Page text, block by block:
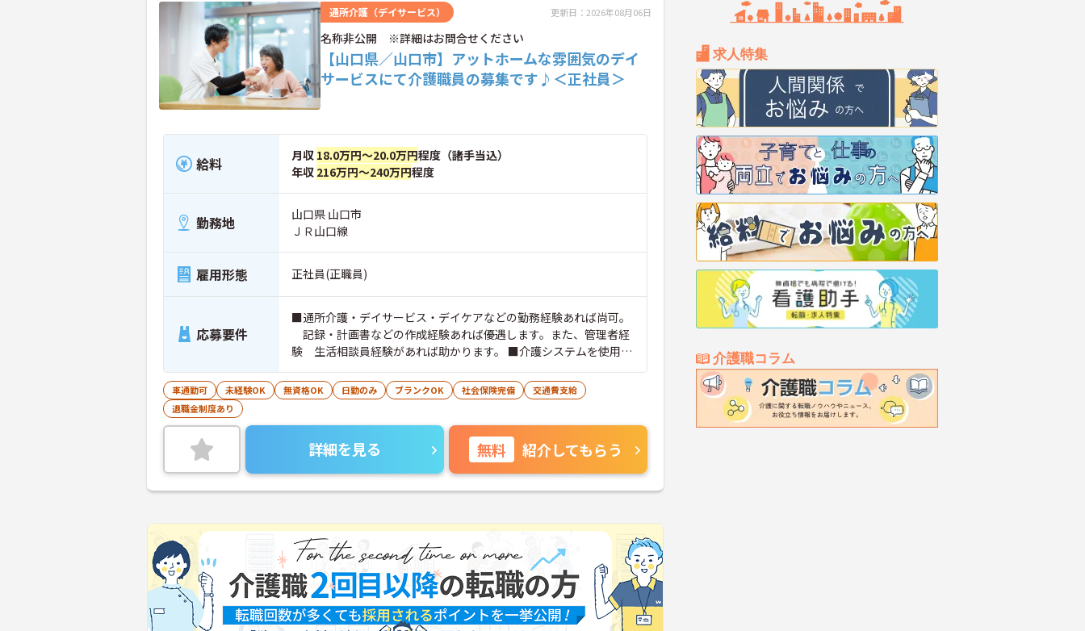
求人特集
介護職コラム
通所介護（デイサービス） 更新日：2026年08月06日
名称非公開 ※詳細はお問合せください
【山口県／山口市】アットホームな雰囲気のデイ
サービスにて介護職員の募集です♪＜正社員＞
給料 月収 18.0万円～20.0万円程度（諸手当込）
年収 216万円～240万円程度
勤務地
山口県 山口市
ＪＲ山口線
雇用形態 正社員(正職員)
応募要件
■通所介護・デイサービス・デイケアなどの勤務経験あれば尚可。
記録・計画書などの作成経験あれば優遇します。また、管理者経
験 生活相談員経験があれば助かります。 ■介護システムを使用し
修 あれば尚可 ■介護福祉士 あれば尚可 ■普通自動車運転免許
（AT限定可）必須
車通勤可 未経験OK 無資格OK 日勤のみ ブランクOK 社会保険完備
交通費支給
退職金制度あり
詳細を見る 無料 紹介してもらう